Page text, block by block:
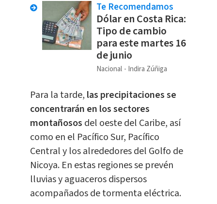
Te Recomendamos
Dólar en Costa Rica:
Tipo de cambio
para este martes 16
de junio
Nacional Indira Zúñiga
Para la tarde, las precipitaciones se
concentrarán en los sectores
montañosos del oeste del Caribe, así
como en el Pacífico Sur, Pacífico
Central y los alrededores del Golfo de
Nicoya. En estas regiones se prevén
lluvias y aguaceros dispersos
acompañados de tormenta eléctrica.